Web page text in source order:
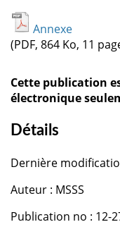
Annexe
(PDF, 864 Ko, 11
Cette publication
électronique
Détails
Dernière
Auteur : MSSS
Publication no : 12-